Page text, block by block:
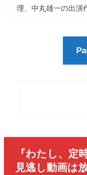
理、中丸雄一の出演
『わたし、定
見逃し動画は